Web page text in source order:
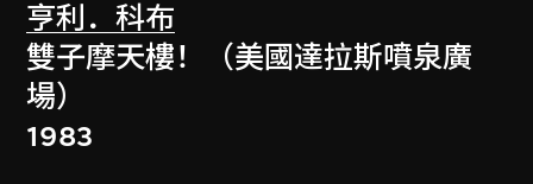
亨利．科布
雙子摩天樓！（美國達拉斯噴泉廣
場）
1983